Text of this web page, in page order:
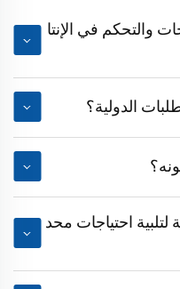
والتحكم في الإنتا
الدولية؟
احتياجات محد